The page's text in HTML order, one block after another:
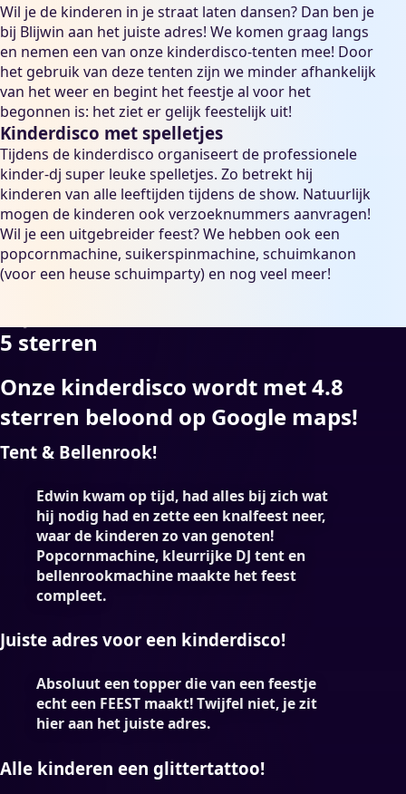
Wil je de kinderen in je straat laten dansen? Dan ben je
bij Blijwin aan het juiste adres! We komen graag langs
en nemen een van onze kinderdisco-tenten mee! Door
het gebruik van deze tenten zijn we minder afhankelijk
van het weer en begint het feestje al voor het
begonnen is: het ziet er gelijk feestelijk uit!
Kinderdisco met spelletjes
Tijdens de kinderdisco organiseert de professionele
kinder-dj super leuke spelletjes. Zo betrekt hij
kinderen van alle leeftijden tijdens de show. Natuurlijk
mogen de kinderen ook verzoeknummers aanvragen!
Wil je een uitgebreider feest? We hebben ook een
popcornmachine, suikerspinmachine, schuimkanon
(voor een heuseschuimparty) en nog veel meer!
5 sterren
Onze kinderdisco wordt met 4.8
sterren beloond op Google maps!
Tent & Bellenrook!
Edwin kwam op tijd, had alles bij zich wat
hij nodig had en zette een knalfeest neer,
waar de kinderen zo van genoten!
Popcornmachine, kleurrijke DJ tent en
bellenrookmachine maakte het feest
compleet.
Juiste adres voor een kinderdisco!
Absoluut een topper die van een feestje
echt een FEEST maakt! Twijfel niet, je zit
hier aan het juiste adres.
Alle kinderen een glittertattoo!